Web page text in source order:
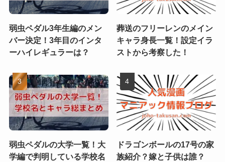
弱虫ペダル3年生編のメン
バー決定！3年目のインタ
ーハイレギュラーは？
葬送のフリーレンのメイン
キャラ身長一覧！設定イラ
ストから考察した！
弱虫ペダルの大学一覧！大
学編で判明している学校名
ドラゴンボールの17号の家
族紹介？嫁と子供は誰？